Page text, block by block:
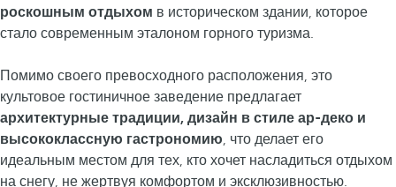
роскошным отдыхом в историческом здании, которое
стало современным эталоном горного туризма.
Помимо своего превосходного расположения, это
культовое гостиничное заведение предлагает
архитектурные традиции, дизайн в стиле ар-деко и
высококлассную гастрономию, что делает его
идеальным местом для тех, кто хочет насладиться отдыхом
на снегу, не жертвуя комфортом и эксклюзивностью.